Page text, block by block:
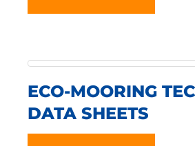
ECO-MOORING
DATA SHEETS